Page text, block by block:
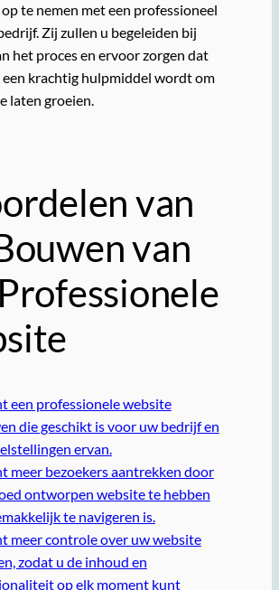
te nemen met een professioneel
Zij zullen u begeleiden bij
het proces en ervoor zorgen dat
krachtig hulpmiddel wordt om
laten groeien.
van
van
een professionele website
die geschikt is voor uw bedrijf en
ervan.
meer bezoekers aantrekken door
ontworpen website te hebben
te navigeren is.
meer controle over uw website
zodat u de inhoud en
op elk moment kunt